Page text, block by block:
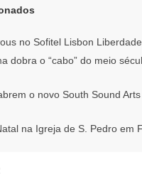
no Sofitel Lisbon Liberdade
dobra o “cabo” do meio
o novo South Sound Arts
na Igreja de S. Pedro em